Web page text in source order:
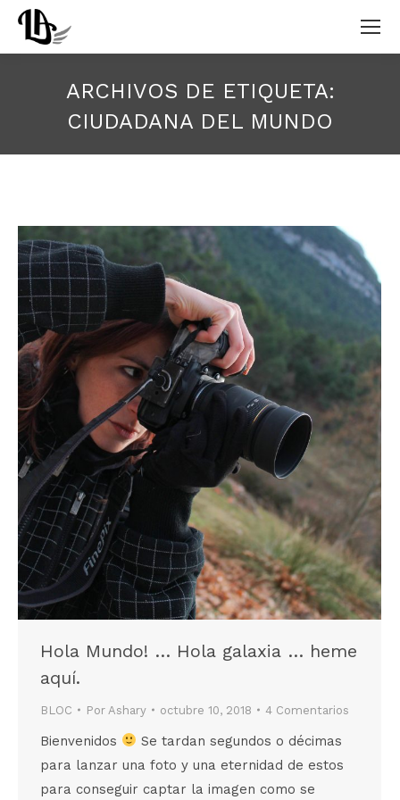
ARCHIVOS DE ETIQUETA:
CIUDADANA DEL MUNDO
Hola Mundo! … Hola galaxia … heme
aquí.
BLOC Por Ashary octubre 10, 2018 4 Comentarios
Bienvenidos
Se tardan segundos o décimas
para lanzar una foto y una eternidad de estos
para conseguir captar la imagen como se